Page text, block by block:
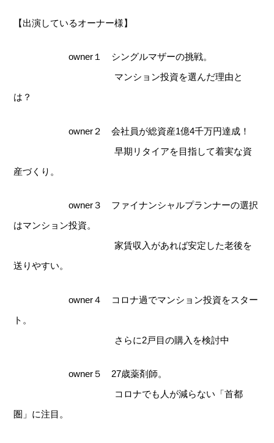
【出演しているオーナー様】
owner１ シングルマザーの挑戦。
マンション投資を選んだ理由と
は？
owner２ 会社員が総資産1億4千万円達成！
早期リタイアを目指して着実な資
産づくり。
owner３ ファイナンシャルプランナーの選択
はマンション投資。
家賃収入があれば安定した老後を
送りやすい。
owner４ コロナ過でマンション投資をスター
ト。
さらに2戸目の購入を検討中
owner５ 27歳薬剤師。
コロナでも人が減らない「首都
圏」に注目。